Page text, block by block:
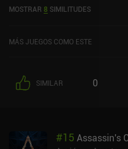
MOSTRAR 8 SIMILITUDES
MÁS JUEGOS COMO ESTE
SIMILAR 0
#15 Assassin's